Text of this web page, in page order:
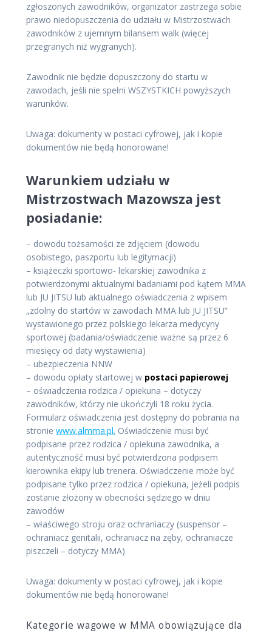
zgłoszonych zawodników, organizator zastrzega sobie
prawo niedopuszczenia do udziału w Mistrzostwach
zawodników z ujemnym bilansem walk (więcej
przegranych niż wygranych).
Zawodnik nie będzie dopuszczony do startu w
zawodach, jeśli nie spełni WSZYSTKICH powyższych
warunków.
Uwaga: dokumenty w postaci cyfrowej, jak i kopie
dokumentów nie będą honorowane!
Warunkiem udziału w
Mistrzostwach Mazowsza jest
posiadanie:
– dowodu tożsamości ze zdjęciem (dowodu
osobistego, paszportu lub legitymacji)
– książeczki sportowo- lekarskiej zawodnika z
potwierdzonymi aktualnymi badaniami pod kątem MMA
lub JU JITSU lub aktualnego oświadczenia z wpisem
„zdolny do startów w zawodach MMA lub JU JITSU”
wystawionego przez polskiego lekarza medycyny
sportowej (badania/oświadczenie ważne są przez 6
miesięcy od daty wystawienia)
– ubezpieczenia NNW
– dowodu opłaty startowej w postaci papierowej
– oświadczenia rodzica / opiekuna – dotyczy
zawodników, którzy nie ukończyli 18 roku życia.
Formularz oświadczenia jest dostępny do pobrania na
stronie www.almma.pl. Oświadczenie musi być
podpisane przez rodzica / opiekuna zawodnika, a
autentyczność musi być potwierdzona podpisem
kierownika ekipy lub trenera. Oświadczenie może być
podpisane tylko przez rodzica / opiekuna, jeżeli podpis
zostanie złożony w obecności sędziego w dniu
zawodów
– właściwego stroju oraz ochraniaczy (suspensor –
ochraniacz genitalii, ochraniacz na zęby, ochraniacze
piszczeli – dotyczy MMA)
Uwaga: dokumenty w postaci cyfrowej, jak i kopie
dokumentów nie będą honorowane!
Kategorie wagowe w MMA obowiązujące dla